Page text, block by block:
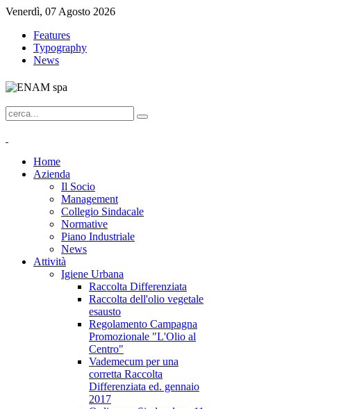
Venerdì, 07 Agosto 2026
Features
Typography
News
Home
Azienda
Il Socio
Management
Collegio Sindacale
Normative
Piano Industriale
News
Attività
Igiene Urbana
Raccolta Differenziata
Raccolta dell'olio vegetale
esausto
Regolamento Campagna
Promozionale "L'Olio al
Centro"
Vademecum per una
corretta Raccolta
Differenziata ed. gennaio
2017